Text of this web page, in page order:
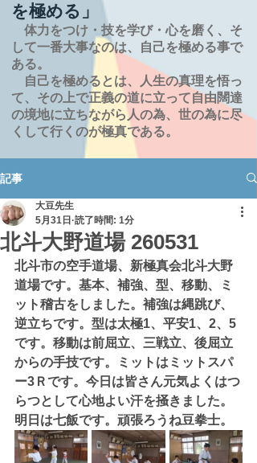
を極める」
体力をつけ・技を学び・心を磨く、そ
して一番大事なのは、自己を極める事で
ある。
自己を極めるとは、
人生の真理を悟っ
て、その上で正義の道に立って自由闊達
の境地に立ちながら人の為、世の為に尽
くして行くのが極真である。
記事
北斗大野道場 260531
大豆先生
5月31日 読了時間: 1分
北斗市の空手道場、新極真会北斗大野
道場です。基本、補強、型、移動、ミ
ット稽古をしました。補強は縄跳び、
逆立ちです。型は太極1、平安1、2、5
です。移動は前屈立、三戦立、後屈立
からの手技です。ミットはミットスパ
ー3Ｒです。今日は皆さん元気よくはつ
らつとして心地よい汗を掻きました。
明日は七飯です。頑張ろうね豆拳士。